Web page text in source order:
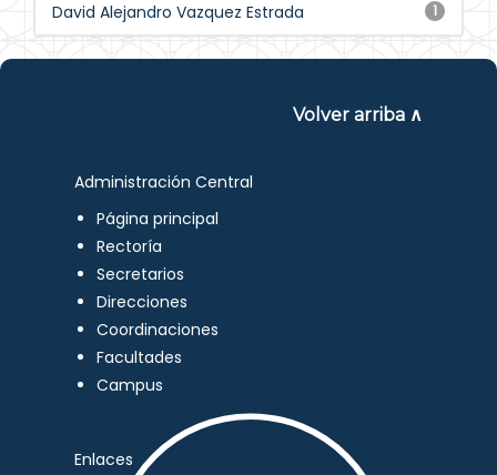
1
David Alejandro Vazquez Estrada
Volver arriba ∧
Administración Central
Página principal
Rectoría
Secretarios
Direcciones
Coordinaciones
Facultades
Campus
Enlaces